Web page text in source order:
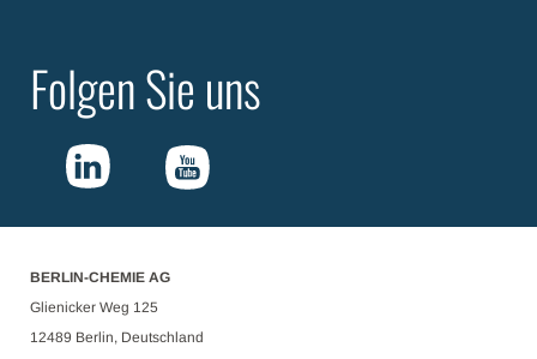
Folgen Sie uns
BERLIN-CHEMIE AG
Glienicker Weg 125
12489 Berlin, Deutschland